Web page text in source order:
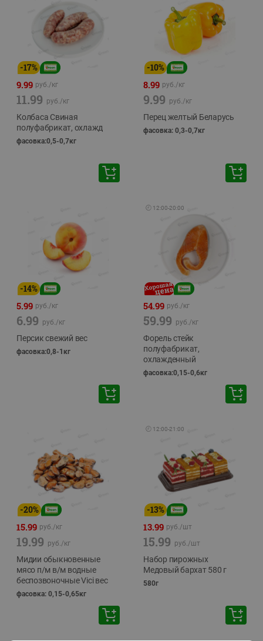
-17%
9.99 руб./кг
11.99 руб./кг
Колбаса Свиная
полуфабрикат, охлажд
фасовка:0,5-0,7кг
-10%
8.99 руб./кг
9.99 руб./кг
Перец желтый Беларусь
фасовка: 0,3-0,7кг
-14%
5.99 руб./кг
6.99 руб./кг
Персик свежий вес
фасовка:0,8-1кг
🕘 12:00-20:00
54.99 руб./кг
59.99 руб./кг
Форель стейк
полуфабрикат,
охлажденный
фасовка:0,15-0,6кг
-20%
15.99 руб./кг
19.99 руб./кг
Мидии обыкновенные
мясо п/м в/м водные
беспозвоночные Vici вес
фасовка: 0,15-0,65кг
🕘 12:00-21:00
-13%
13.99 руб./шт
15.99 руб./шт
Набор пирожных
Медовый бархат 580 г
580г